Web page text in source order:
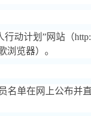
行动计划 ”网站（
浏览器）。
名单在网上公布并